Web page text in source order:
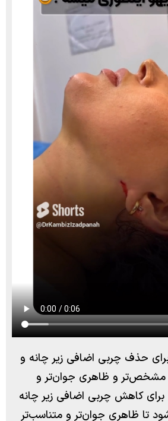
حذف چربی اضافی زیر چانه و
و ظاهری جوان‌تر و
کاهش چربی اضافی زیر چانه
تا ظاهری جوان‌تر و متناسب‌تر